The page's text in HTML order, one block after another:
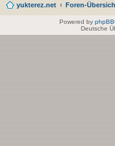
yukterez.net Foren-
Powered by phpBB
Deutsche